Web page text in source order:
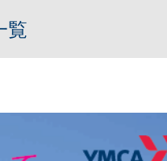
覧